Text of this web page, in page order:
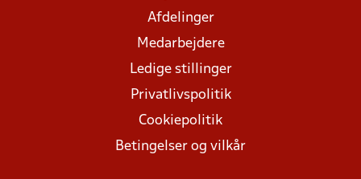
Afdelinger
Medarbejdere
Ledige stillinger
Privatlivspolitik
Cookiepolitik
Betingelser og vilkår